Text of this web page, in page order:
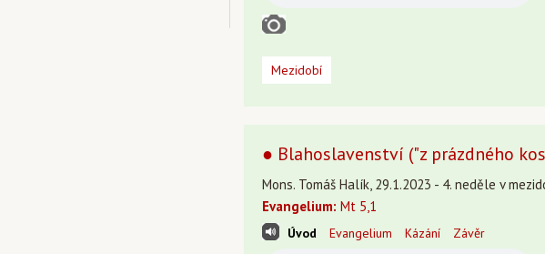
Mezidobí
● Blahoslavenství ("z prázdného
Mons. Tomáš Halík, 29.1.2023 - 4. neděle v
Evangelium: Mt 5,1
Úvod Evangelium Kázání Závěr